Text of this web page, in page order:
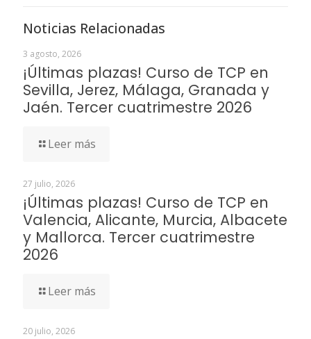
Noticias Relacionadas
3 agosto, 2026
¡Últimas plazas! Curso de TCP en
Sevilla, Jerez, Málaga, Granada y
Jaén. Tercer cuatrimestre 2026
Leer más
27 julio, 2026
¡Últimas plazas! Curso de TCP en
Valencia, Alicante, Murcia, Albacete
y Mallorca. Tercer cuatrimestre
2026
Leer más
20 julio, 2026